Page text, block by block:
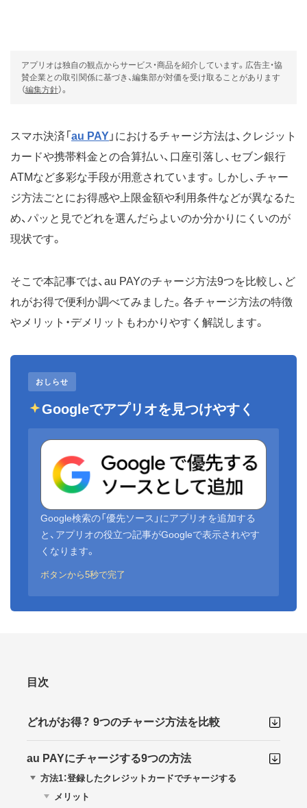
アプリオは独自の観点からサービス・商品を紹介しています。広告主・協
賛企業との取引関係に基づき、編集部が対価を受け取ることがあります
（編集方針）。
スマホ決済「 au PAY 」におけるチャージ方法は、クレジット
カードや携帯料金との合算払い、口座引落し、セブン銀行
ATMなど多彩な手段が用意されています。しかし、チャー
ジ方法ごとにお得感や上限金額や利用条件などが異なるた
め、パッと見でどれを選んだらよいのか分かりにくいのが
現状です。
そこで本記事では、au PAYのチャージ方法9つを比較し、ど
れがお得で便利か調べてみました。各チャージ方法の特徴
やメリット・デメリットもわかりやすく解説します。
おしらせ
Googleでアプリオを見つけやすく
Google検索の「優先ソース」にアプリオを追加する
と、アプリオの役立つ記事がGoogleで表示されやす
くなります。
ボタンから5秒で完了
目次
どれがお得？ 9つのチャージ方法を比較
au PAYにチャージする9つの方法
方法1：登録したクレジットカードでチャージする
メリット